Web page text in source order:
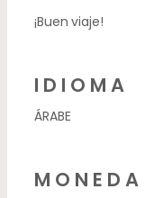
¡Buen viaje!
IDIOMA
ÁRABE
MONEDA